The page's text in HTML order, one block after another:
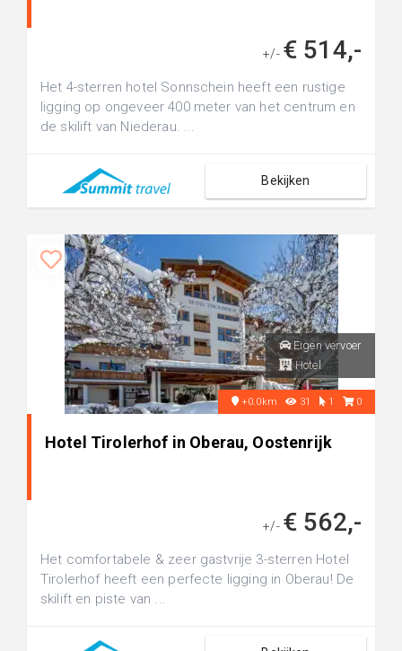
+/- € 514,-
Het 4-sterren hotel Sonnschein heeft een rustige
ligging op ongeveer 400 meter van het centrum en
de skilift van Niederau. ...
Bekijken
Eigen vervoer
Hotel
+0.0km 31 1 0
Hotel Tirolerhof in Oberau, Oostenrijk
+/- € 562,-
Het comfortabele & zeer gastvrije 3-sterren Hotel
Tirolerhof heeft een perfecte ligging in Oberau! De
skilift en piste van ...